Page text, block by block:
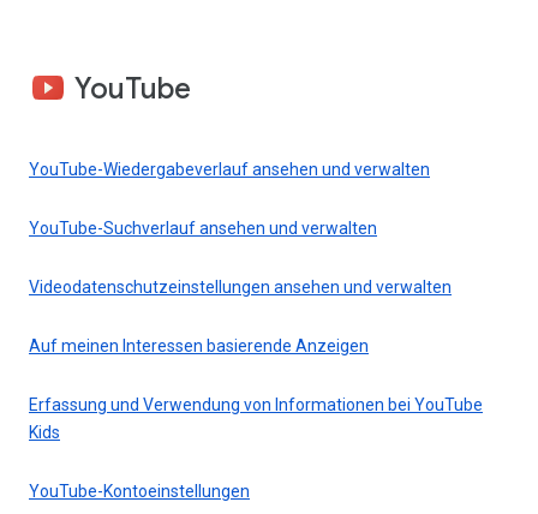
YouTube
YouTube-Wiedergabeverlauf ansehen und verwalten
YouTube-Suchverlauf ansehen und verwalten
Videodatenschutzeinstellungen ansehen und verwalten
Auf meinen Interessen basierende Anzeigen
Erfassung und Verwendung von Informationen bei YouTube
Kids
YouTube-Kontoeinstellungen